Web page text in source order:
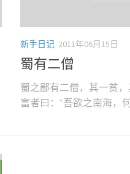
新手日记 2011年06月15日
蜀有二僧
蜀之鄙有二僧，其一贫
富者曰：“吾欲之南海，何